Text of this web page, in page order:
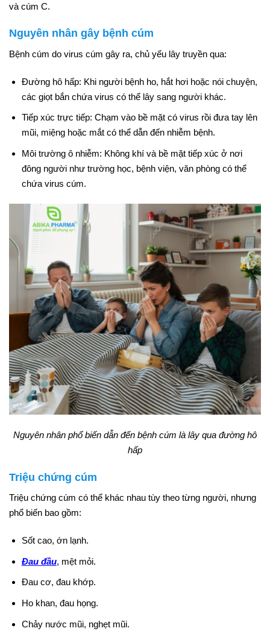
và cúm C.
Nguyên nhân gây bệnh cúm
Bệnh cúm do virus cúm gây ra, chủ yếu lây truyền qua:
Đường hô hấp: Khi người bệnh ho, hắt hơi hoặc nói chuyện,
các giọt bắn chứa virus có thể lây sang người khác.
Tiếp xúc trực tiếp: Chạm vào bề mặt có virus rồi đưa tay lên
mũi, miệng hoặc mắt có thể dẫn đến nhiễm bệnh.
Môi trường ô nhiễm: Không khí và bề mặt tiếp xúc ở nơi
đông người như trường học, bệnh viện, văn phòng có thể
chứa virus cúm.
Nguyên nhân phổ biến dẫn đến bệnh cúm là lây qua đường hô
hấp
Triệu chứng cúm
Triệu chứng cúm có thể khác nhau tùy theo từng người, nhưng
phổ biến bao gồm:
Sốt cao, ớn lạnh.
Đau đầu, mệt mỏi.
Đau cơ, đau khớp.
Ho khan, đau họng.
Chảy nước mũi, nghẹt mũi.